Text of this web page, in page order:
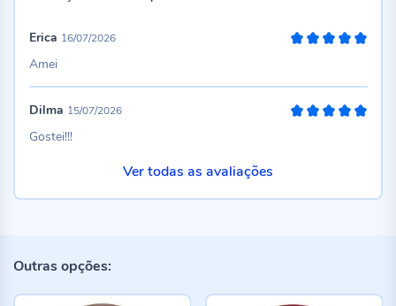
Erica 16/07/2026
Amei
Dilma 15/07/2026
Gostei!!!
Ver todas as avaliações
Outras opções: